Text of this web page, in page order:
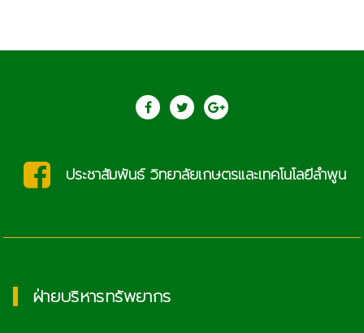
saraban@lcat.ac.th
ฝ่ายบริหารทรัพยากร